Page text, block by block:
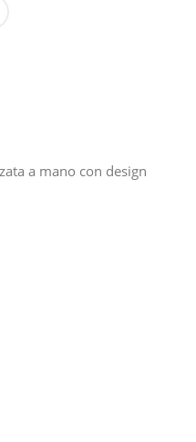
a mano con design